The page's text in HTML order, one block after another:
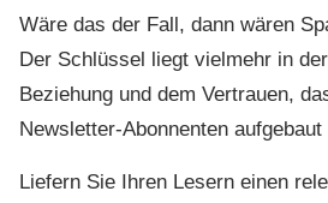
Wäre das der Fall, dann wären
Der Schlüssel liegt vielmehr in
Beziehung und dem Vertrauen,
Newsletter-Abonnenten aufgebaut
Liefern Sie Ihren Lesern einen